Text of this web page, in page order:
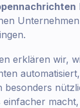
erklären wir,
besonders
einfacher